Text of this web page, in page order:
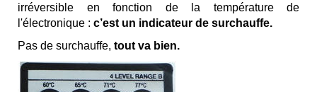
irréversible en fonction de la température de
l'électronique : c’est un indicateur de surchauffe.
Pas de surchauffe, tout va bien.